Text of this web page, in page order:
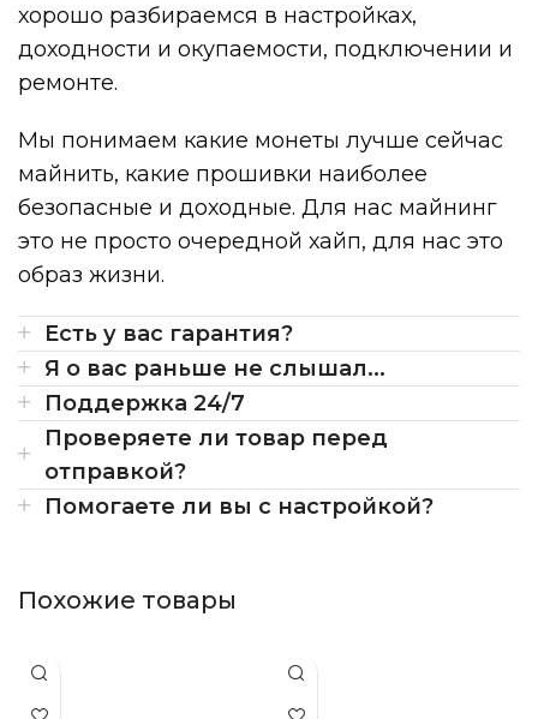
хорошо разбираемся в настройках,
доходности и окупаемости, подключении и
ремонте.
Мы понимаем какие монеты лучше сейчас
майнить, какие прошивки наиболее
безопасные и доходные. Для нас майнинг
это не просто очередной хайп, для нас это
образ жизни.
Есть у вас гарантия?
Я о вас раньше не слышал...
Поддержка 24/7
Проверяете ли товар перед
отправкой?
Помогаете ли вы с настройкой?
Похожие товары